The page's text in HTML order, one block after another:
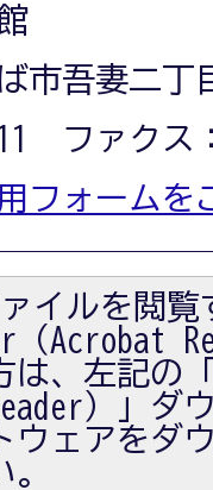
市吾妻二丁
ファクス
フォームを
ァイルを閲
（Acrobat
、左記の
）」ダ
ウェアをダ